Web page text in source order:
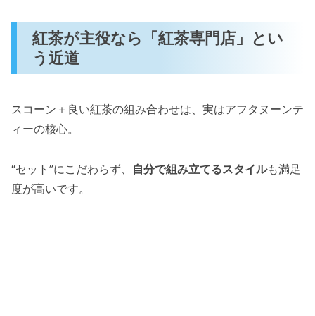
紅茶が主役なら「紅茶専門店」とい
う近道
スコーン＋良い紅茶の組み合わせは、実はアフタヌーンテ
ィーの核心。
“セット”にこだわらず、 自分で組み立てるスタイルも満足
度が高いです。